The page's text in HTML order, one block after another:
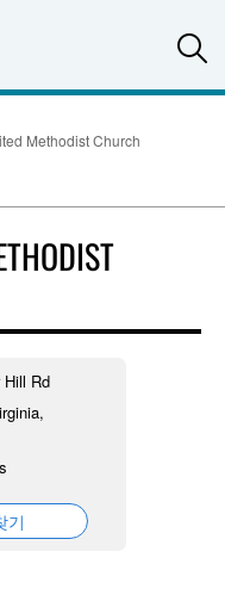
Methodist Church
Hill Rd
기